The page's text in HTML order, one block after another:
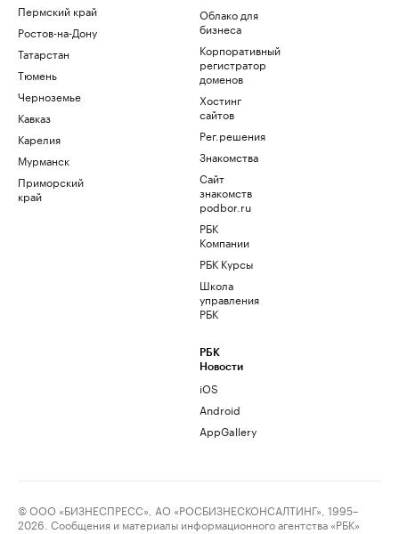
Пермский край
Ростов-на-Дону
Татарстан
Тюмень
Черноземье
Кавказ
Карелия
Мурманск
Приморский
край
Облако для
бизнеса
Корпоративный
регистратор
доменов
Хостинг
сайтов
Рег.решения
Знакомства
Сайт
знакомств
podbor.ru
РБК
Компании
РБК Курсы
Школа
управления
РБК
РБК
Новости
iOS
Android
AppGallery
© ООО «БИЗНЕСПРЕСС», АО «РОСБИЗНЕСКОНСАЛТИНГ», 1995–
2026. Сообщения и материалы информационного агентства «РБК»